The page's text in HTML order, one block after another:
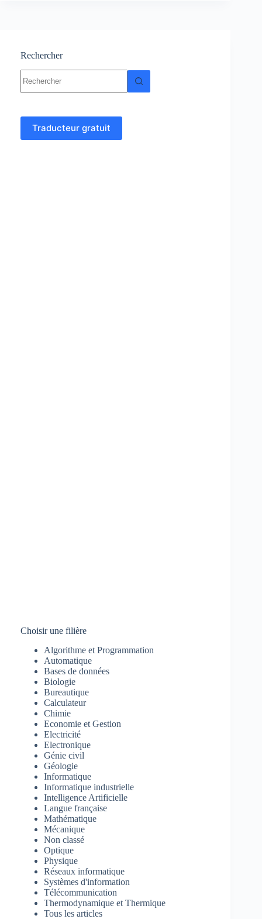
4
Rechercher
résultat
Traducteur gratuit
Choisir une filière
Algorithme et Programmation
Automatique
Bases de données
Biologie
Bureautique
Calculateur
Chimie
Economie et Gestion
Electricité
Electronique
Génie civil
Géologie
Informatique
Informatique industrielle
Intelligence Artificielle
Langue française
Mathématique
Mécanique
Non classé
Optique
Physique
Réseaux informatique
Systèmes d'information
Télécommunication
Thermodynamique et Thermique
Tous les articles